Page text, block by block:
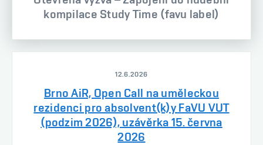
kompilace Study Time (favu label)
12.6.2026
Brno AiR, Open Call na uměleckou
rezidenci pro absolvent(k)y FaVU VUT
(podzim 2026), uzávěrka 15. června
2026